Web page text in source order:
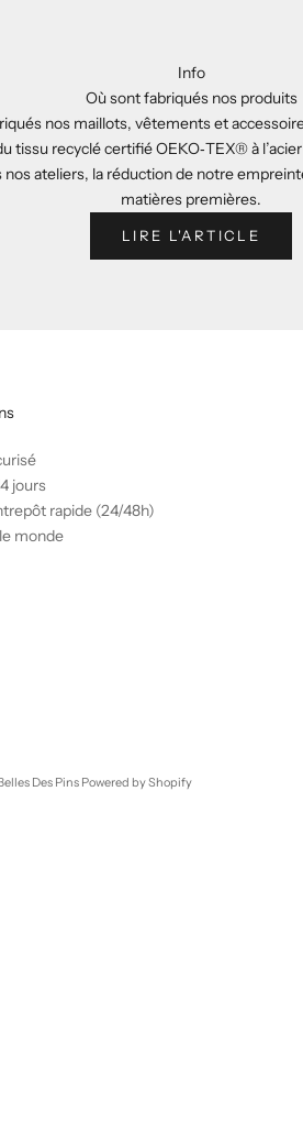
Info
Où sont fabriqués nos produits
nos maillots, vêtements et
recyclé certifié OEKO‑TEX® à
nos ateliers, la réduction de notre
matières premières.
LIRE L'ARTICLE
jours
rapide (24/48h)
monde
Des Pins Powered by Shopify